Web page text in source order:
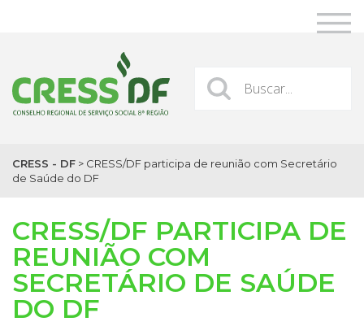
CRESS - DF > CRESS/DF participa de reunião com Secretário
de Saúde do DF
CRESS/DF PARTICIPA DE
REUNIÃO COM
SECRETÁRIO DE SAÚDE
DO DF